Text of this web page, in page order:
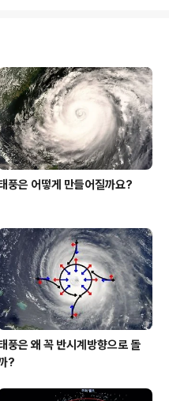
기를 다시
요? 시원한
정도 관찰해
것을 볼 수 있
물질이며,
풍은 어떻게 만들어질까요?
풍은 왜 꼭 반시계방향으로 돌
?